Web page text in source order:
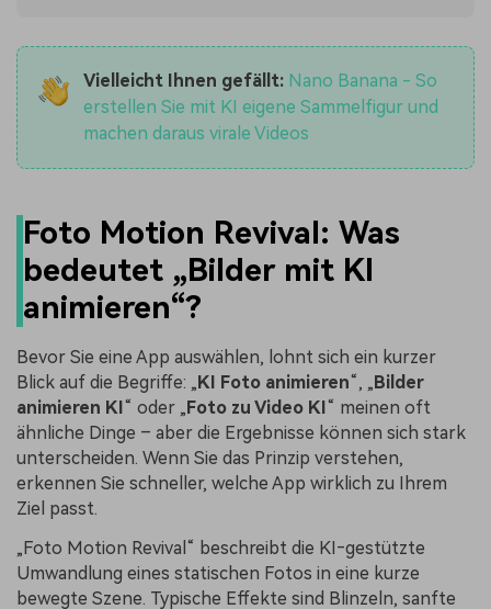
Vielleicht Ihnen gefällt: Nano Banana - So
erstellen Sie mit KI eigene Sammelfigur und
machen daraus virale Videos
Foto Motion Revival: Was
bedeutet „Bilder mit KI
animieren“?
Bevor Sie eine App auswählen, lohnt sich ein kurzer
Blick auf die Begriffe: „KI Foto animieren“, „Bilder
animieren KI“ oder „Foto zu Video KI“ meinen oft
ähnliche Dinge – aber die Ergebnisse können sich stark
unterscheiden. Wenn Sie das Prinzip verstehen,
erkennen Sie schneller, welche App wirklich zu Ihrem
Ziel passt.
„Foto Motion Revival“ beschreibt die KI‑gestützte
Umwandlung eines statischen Fotos in eine kurze
bewegte Szene. Typische Effekte sind Blinzeln, sanfte